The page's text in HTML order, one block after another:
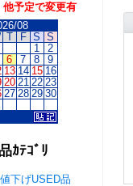
で変更有
08
T F S S
1
2
6 7 8
9
13 14 15 16
20 21 22 23
27 28 29 30
ｶﾃｺﾞﾘ
値下げUSED品